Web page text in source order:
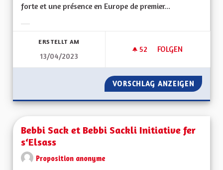
forte et une présence en Europe de premier...
ERSTELLT AM
13/04/2023
52 52 FOLLOWER
FOLGEN
UNE RÉGION
VORSCHLAG ANZEIGEN UNE
Bebbi Sack et Bebbi Sackli Initiative fer
s‘Elsass
Proposition anonyme